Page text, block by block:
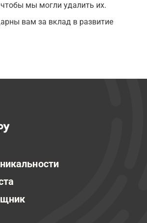
мы могли удалить их.
вам за вклад в развитие